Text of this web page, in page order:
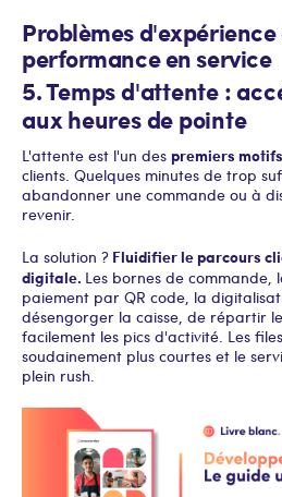
Problèmes
performance en service
5. Temps d'attente :
aux heures de pointe
L'attente est l'un des premiers
clients. Quelques minutes de trop
abandonner une commande ou à
revenir.
La solution ? Fluidifier le parcours
digitale. Les bornes de commande,
paiement par QR code, la
désengorger la caisse, de répartir
facilement les pics d'activité. Les
soudainement plus courtes et le
plein rush.